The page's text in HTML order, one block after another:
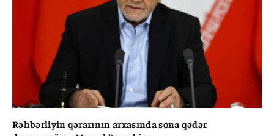
Rəhbərliyin qərarının arxasında sona qədər